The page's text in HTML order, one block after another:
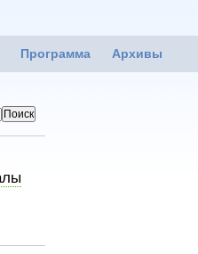
Программа Архивы